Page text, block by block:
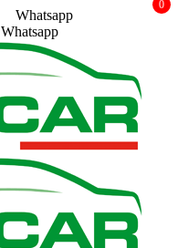
Whatsapp
Whatsapp
0